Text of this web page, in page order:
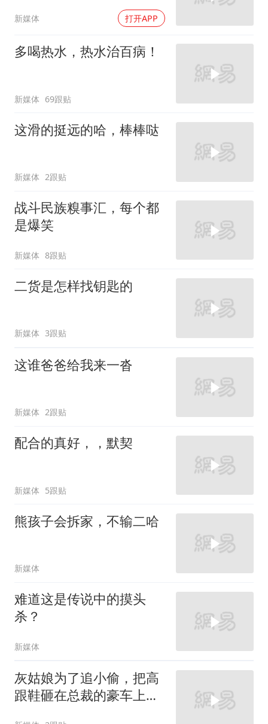
新媒体 打开APP
多喝热水，热水治百病！
新媒体 69跟贴
这滑的挺远的哈，棒棒哒
新媒体 2跟贴
战斗民族糗事汇，每个都
是爆笑
新媒体 8跟贴
二货是怎样找钥匙的
新媒体 3跟贴
这谁爸爸给我来一沓
新媒体 2跟贴
配合的真好，，默契
新媒体 5跟贴
熊孩子会拆家，不输二哈
新媒体
难道这是传说中的摸头
杀？
新媒体
灰姑娘为了追小偷，把高
跟鞋砸在总裁的豪车上，